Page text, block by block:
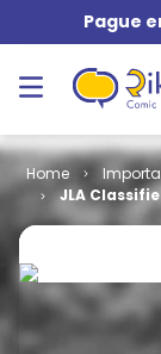
Pague
JLA
# 10